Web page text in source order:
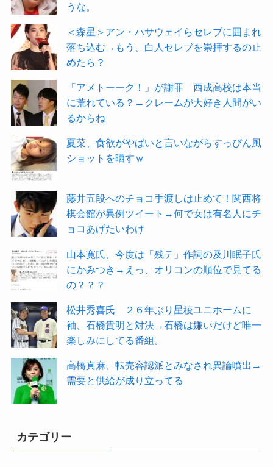
うな。
＜森星＞アン・ハサウェイらセレブに囲まれ
落ち込む→もう、白人セレブを崇拝するの止
めたら？
「アメトーーク！」が謝罪 西成高校は本当
に荒れている？→クレームが大好き人間がい
るからね
夏菜、食欲がやばいと言いながらすっぴん風
ショットを晒すｗ
藤井五段へのチョコ手渡しは止めて！関西将
棋会館が異例ツイート→何で女は有名人にチ
ョコあげたいわけ
山本寛氏、今度は「残テ」作詞の及川眠子氏
にかみつき→えっ、オリコンの順位で見てる
の？？？
松井秀喜氏 ２６年ぶり星稜ユニホームに
袖、石橋貴明と対決→石橋は嫌いだけど唯一
楽しみにしてる番組。
高橋真麻、転売容認派とみなされ異論噴出→
需要と供給が成り立ってる
カテゴリー